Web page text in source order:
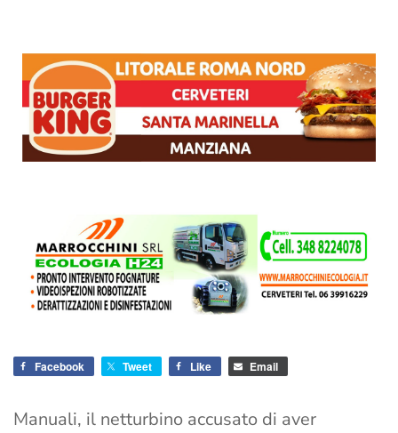
Facebook Tweet Like Email
Manuali, il netturbino accusato di aver